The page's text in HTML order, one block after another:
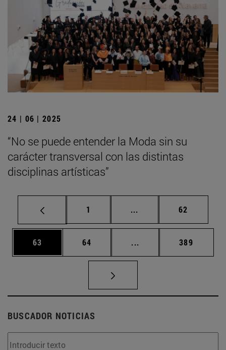
24 | 06 | 2025
“No se puede entender la Moda sin su
carácter transversal con las distintas
disciplinas artísticas”
Página
1 ... Páginas intermedias
Página
62
Página
63 Página
64 ... Páginas intermedias
Página
389
BUSCADOR NOTICIAS